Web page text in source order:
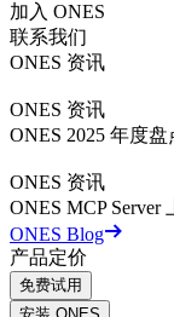
加入 ONES
联系我们
ONES 资讯
ONES 资讯
ONES 2025 年度
ONES 资讯
ONES MCP
ONES Blog
产品定价
免费试用